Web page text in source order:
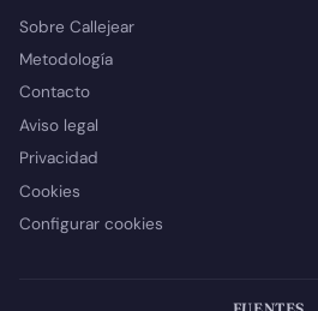
Sobre Callejear
Metodología
Contacto
Aviso legal
Privacidad
Cookies
Configurar cookies